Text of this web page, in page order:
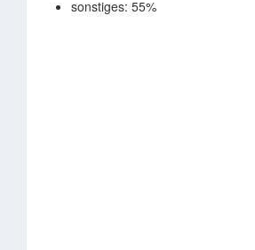
sonstiges: 55%